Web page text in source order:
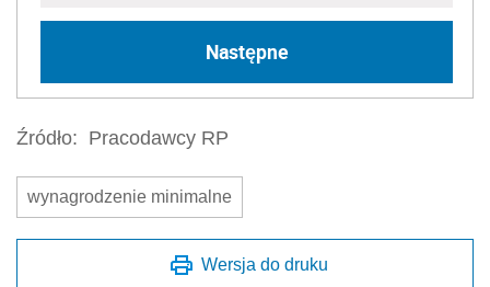
Następne
Źródło: Pracodawcy RP
wynagrodzenie minimalne
Wersja do druku